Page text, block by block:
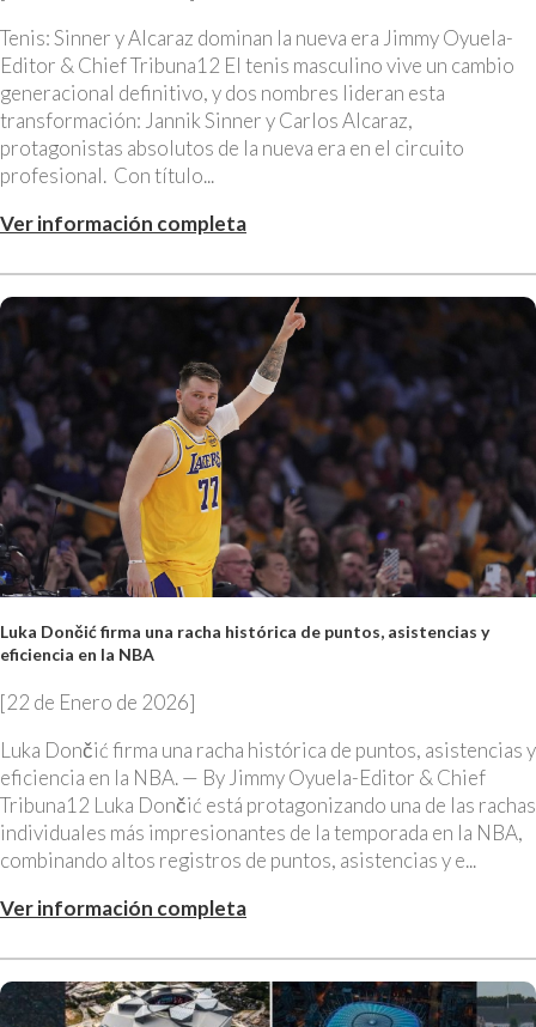
Tenis: Sinner y Alcaraz dominan la nueva era Jimmy Oyuela-
Editor & Chief Tribuna12 El tenis masculino vive un cambio
generacional definitivo, y dos nombres lideran esta
transformación: Jannik Sinner y Carlos Alcaraz,
protagonistas absolutos de la nueva era en el circuito
profesional. Con título...
Ver información completa
Luka Dončić firma una racha histórica de puntos, asistencias y
eficiencia en la NBA
[22 de Enero de 2026]
Luka Dončić firma una racha histórica de puntos, asistencias y
eficiencia en la NBA. — By Jimmy Oyuela-Editor & Chief
Tribuna12 Luka Dončić está protagonizando una de las rachas
individuales más impresionantes de la temporada en la NBA,
combinando altos registros de puntos, asistencias y e...
Ver información completa